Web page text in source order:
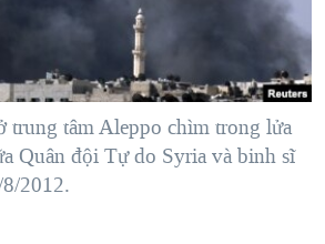
TRANH TẠI DẢI GAZA
& CON ĐƯỜNG
GIỚI
trung tâm Aleppo chìm trong lửa
Quân đội Tự do Syria và binh sĩ
2012.